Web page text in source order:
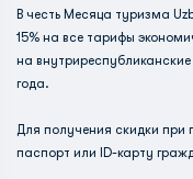
В честь Месяца туризма
15% на все тарифы
на
года.
Для получения скидки при
паспорт или ID-карту